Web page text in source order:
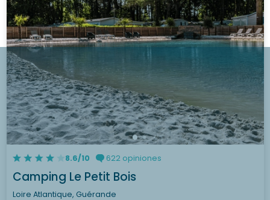
8.6/10 622 opiniones
Camping Le Petit Bois
Loire Atlantique, Guérande